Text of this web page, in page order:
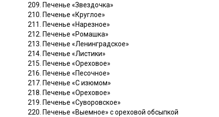
209. Печенье «Звездочка»
210. Печенье «Круглое»
211. Печенье «Нарезное»
212. Печенье «Ромашка»
213. Печенье «Ленинградское»
214. Печенье «Листики»
215. Печенье «Ореховое»
216. Печенье «Песочное»
217. Печенье «С изюмом»
218. Печенье «Ореховое»
219. Печенье «Суворовское»
220. Печенье «Выемное» с ореховой обсыпкой